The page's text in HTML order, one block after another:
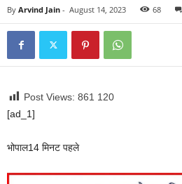
By Arvind Jain - August 14, 2023 68
Post Views: 861 120
[ad_1]
भोपाल14 मिनट पहले